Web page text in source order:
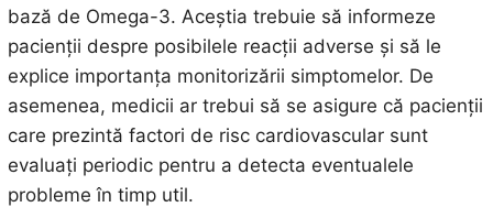
bază de Omega-3. Aceștia trebuie să informeze
pacienții despre posibilele reacții adverse și să le
explice importanța monitorizării simptomelor. De
asemenea, medicii ar trebui să se asigure că pacienții
care prezintă factori de risc cardiovascular sunt
evaluați periodic pentru a detecta eventualele
probleme în timp util.